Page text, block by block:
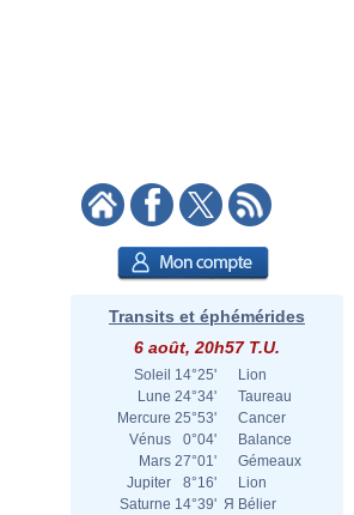
Transits et éphémérides
6 août, 20h57 T.U.
Soleil 14°25'
Lion
Lune 24°34'
Taureau
Mercure 25°53'
Cancer
Vénus
0°04'
Balance
Mars 27°01'
Gémeaux
Jupiter
8°16'
Lion
Saturne 14°39' Я Bélier